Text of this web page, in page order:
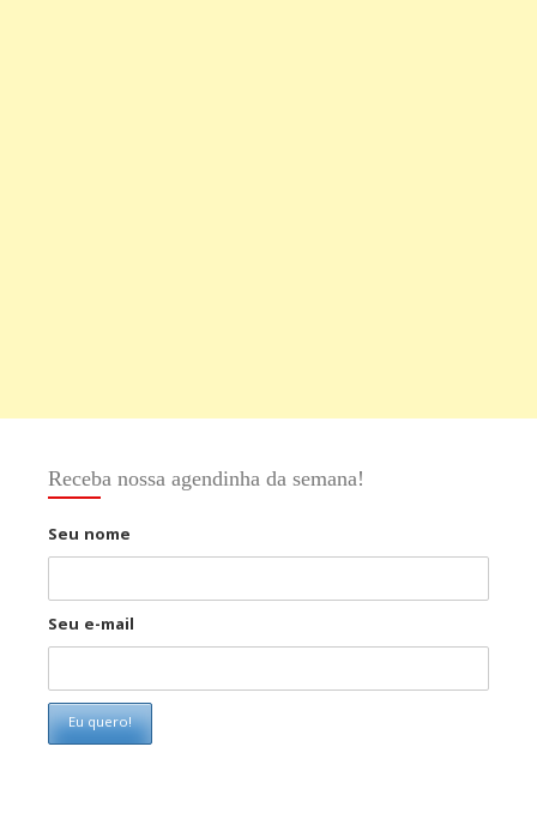
Receba nossa agendinha da semana!
Seu nome
Seu e-mail